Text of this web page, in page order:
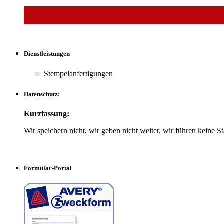
Dienstleistungen
Stempelanfertigungen
Datenschutz:
Kurzfassung:
Wir speichern nicht, wir geben nicht weiter, wir führen keine
Formular-Portal